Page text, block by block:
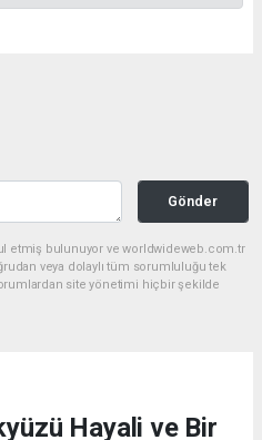
Gönder
etmiş bulunuyor ve worldwideweb.com.tr
veya dolaylı tüm sorumluluğu tek
site yönetimi hiçbir şekilde
Hayali ve Bir